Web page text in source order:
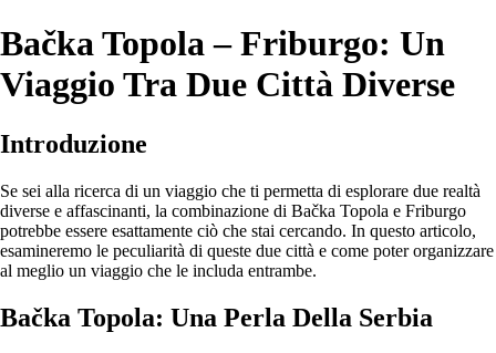
Bačka Topola – Friburgo: Un
Viaggio Tra Due Città Diverse
Introduzione
Se sei alla ricerca di un viaggio che ti permetta di esplorare due realtà
diverse e affascinanti, la combinazione di Bačka Topola e Friburgo
potrebbe essere esattamente ciò che stai cercando. In questo articolo,
esamineremo le peculiarità di queste due città e come poter organizzare
al meglio un viaggio che le includa entrambe.
Bačka Topola: Una Perla Della Serbia